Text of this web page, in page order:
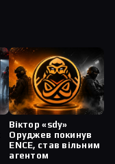
Віктор «sdy»
Оруджев покинув
ENCE, став вільним
агентом